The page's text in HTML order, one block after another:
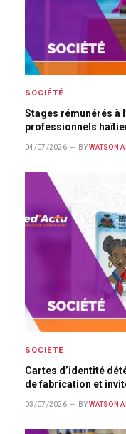
SOCIÉTÉ
Stages rémunérés à
professionnels
04/07/2026 BY WATSON
SOCIÉTÉ
Cartes d’identité
de fabrication et
03/07/2026 BY WATSON